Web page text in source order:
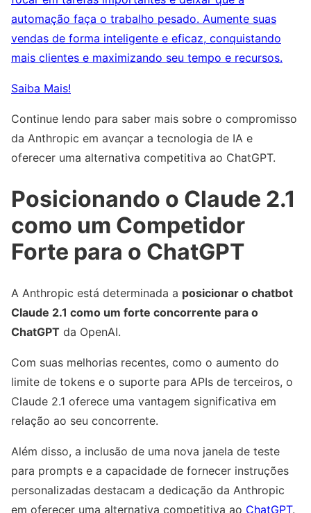
automação faça o trabalho pesado. Aumente suas
vendas de forma inteligente e eficaz, conquistando
mais clientes e maximizando seu tempo e recursos.
Saiba Mais!
Continue lendo para saber mais sobre o compromisso
da Anthropic em avançar a tecnologia de IA e
oferecer uma alternativa competitiva ao ChatGPT.
Posicionando o Claude 2.1
como um Competidor
Forte para o ChatGPT
A Anthropic está determinada a posicionar o chatbot
Claude 2.1 como um forte concorrente para o
ChatGPT da OpenAI.
Com suas melhorias recentes, como o aumento do
limite de tokens e o suporte para APIs de terceiros, o
Claude 2.1 oferece uma vantagem significativa em
relação ao seu concorrente.
Além disso, a inclusão de uma nova janela de teste
para prompts e a capacidade de fornecer instruções
personalizadas destacam a dedicação da Anthropic
em oferecer uma alternativa competitiva ao ChatGPT.